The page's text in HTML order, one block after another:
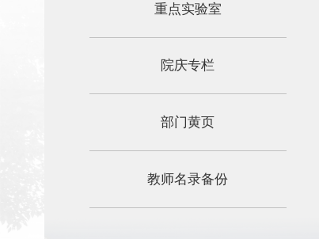
重点实验室
院庆专栏
部门黄页
教师名录备份